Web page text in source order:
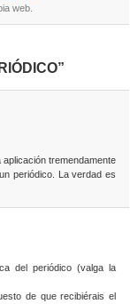
web.
tremendamente
periódico. La verdad es
del periódico (valga la
de que recibiérais el